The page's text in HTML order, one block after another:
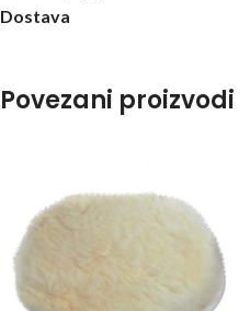
Dostava
Povezani proizvodi